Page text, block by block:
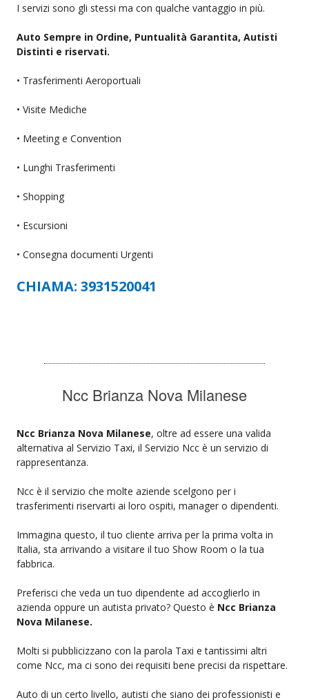
I servizi sono gli stessi ma con qualche vantaggio in più.
Auto Sempre in Ordine, Puntualità Garantita, Autisti
Distinti e riservati.
• Trasferimenti Aeroportuali
• Visite Mediche
• Meeting e Convention
• Lunghi Trasferimenti
• Shopping
• Escursioni
• Consegna documenti Urgenti
CHIAMA: 3931520041
Ncc Brianza Nova Milanese
Ncc Brianza Nova Milanese, oltre ad essere una valida
alternativa al Servizio Taxi, il Servizio Ncc è un servizio di
rappresentanza.
Ncc è il servizio che molte aziende scelgono per i
trasferimenti riservarti ai loro ospiti, manager o dipendenti.
Immagina questo, il tuo cliente arriva per la prima volta in
Italia, sta arrivando a visitare il tuo Show Room o la tua
fabbrica.
Preferisci che veda un tuo dipendente ad accoglierlo in
azienda oppure un autista privato? Questo è Ncc Brianza
Nova Milanese.
Molti si pubblicizzano con la parola Taxi e tantissimi altri
come Ncc, ma ci sono dei requisiti bene precisi da rispettare.
Auto di un certo livello, autisti che siano dei professionisti e